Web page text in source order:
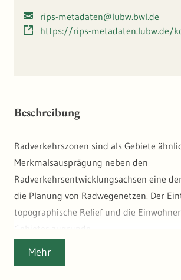
rips-metadaten@lubw.bwl.de
https://rips-metadaten.lubw.de/
Beschreibung
Radverkehrszonen sind als Gebiete
Merkmalsausprägung neben den
Radverkehrsentwicklungsachsen eine
die Planung von Radwegenetzen. Der
topographische Relief und die
Gebietes zugrunde.
Mehr